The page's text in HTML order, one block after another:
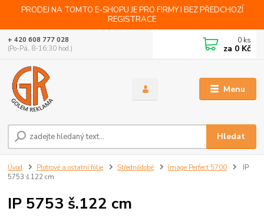
PRODEJ NA TOMTO E-SHOPU JE PRO FIRMY I BEZ PŘEDCHOZÍ
REGISTRACE
Menu
Hledat
+ 420 608 777 028
(Po-Pá, 8-16:30 hod.)
0 ks
za 0 Kč
Úvod Plotrové a ostatní fólie Střednědobé Image Perfect 5700
IP
5753 š.122 cm
IP 5753 š.122 cm